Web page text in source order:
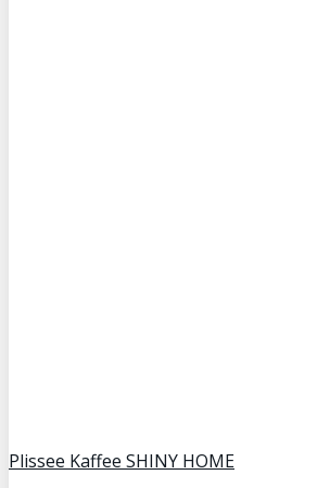
Plissee Kaffee SHINY HOME